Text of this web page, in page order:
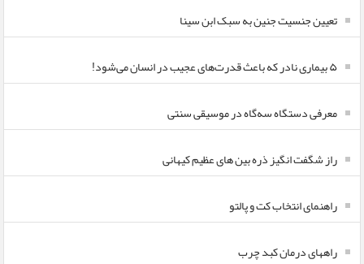
تعیین جنسیت جنین به سبک ابن سینا
۵ بیماری نادر که باعث قدرت‌های عجیب در انسان می‌شود!
معرفی دستگاه سه‌گاه در موسیقی سنتی
راز شگفت انگیز ذره بین های عظیم کیهانی
راهنمای انتخاب کت و پالتو
راههای درمان کبد چرب